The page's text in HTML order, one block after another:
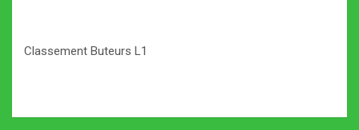
Classement Buteurs L1